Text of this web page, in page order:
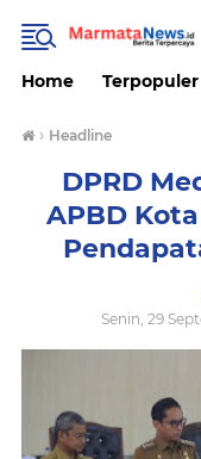
Home Terpopuler
› Headline
DPRD
APBD
Senin, 29